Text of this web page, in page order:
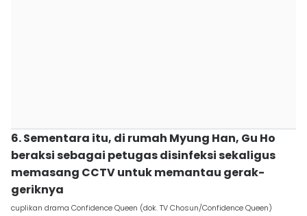
6. Sementara itu, di rumah Myung Han, Gu Ho
beraksi sebagai petugas disinfeksi sekaligus
memasang CCTV untuk memantau gerak-
geriknya
cuplikan drama Confidence Queen (dok. TV Chosun/Confidence Queen)